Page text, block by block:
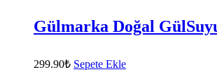
Gülmarka Doğal
299.90₺ Sepete Ekle